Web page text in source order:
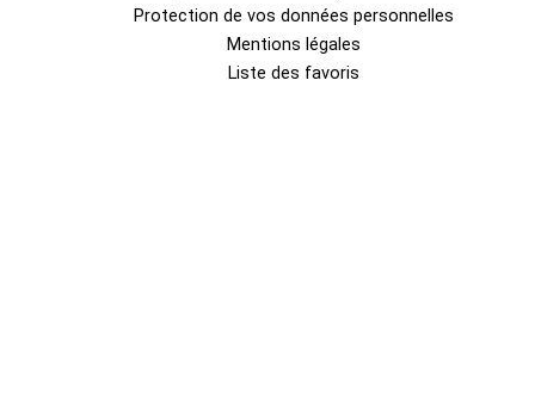
Protection de vos données personnelles
Mentions légales
Liste des favoris